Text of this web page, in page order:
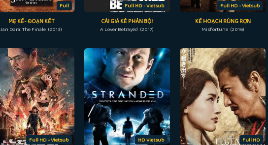
Full
MẸ KẾ- ĐOẠN KẾT
Jan Dara: The Finale (2013)
Full HD - Vietsub
CÁI GIÁ KẺ PHẢN BỘI
A Lover Betrayed (2017)
Full HD - Vietsub
KẾ HOẠCH RÙNG RỢN
Misfortune (2016)
Full HD - Vietsub HD Vietsub Full HD